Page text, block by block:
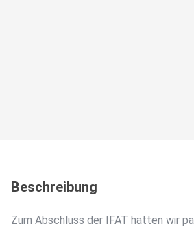
Beschreibung
Zum Abschluss der IFAT hatten wir